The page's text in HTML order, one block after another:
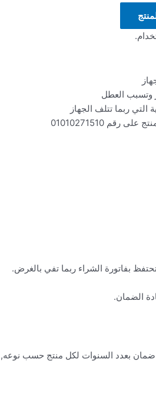
وتسبب العطل
ربما تتلف الجهاز
01010271510
بفاتورة الشراء ربما تفي بالغرض.
بعدد السنوات لكل منتج حسب نوعه,